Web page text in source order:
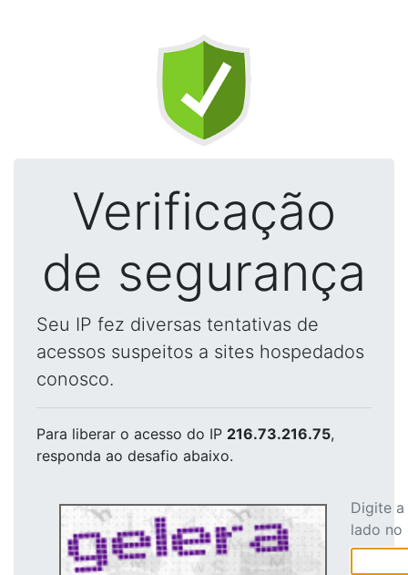
Verificação
de segurança
Seu IP fez diversas tentativas de
acessos suspeitos a sites hospedados
conosco.
Para liberar o acesso do IP 216.73.216.75,
responda ao desafio abaixo.
Digite
lado no